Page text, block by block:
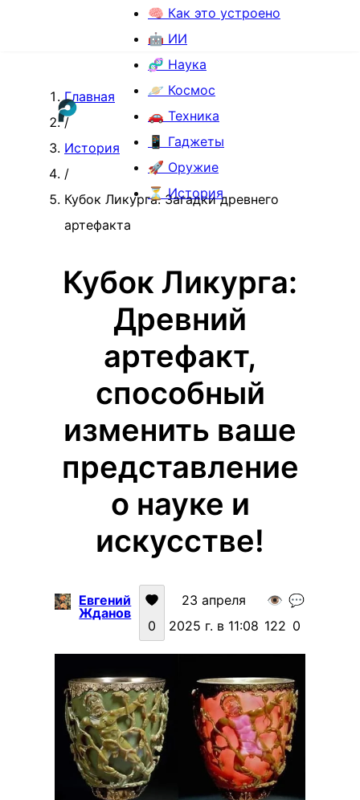
🧠 Как это устроено
🤖 ИИ
🧬 Наука
🪐 Космос
🚗 Техника
📱 Гаджеты
🚀 Оружие
⏳ История
Главная
/
История
/
Кубок Ликурга: Загадки древнего
артефакта
Кубок Ликурга:
Древний
артефакт,
способный
изменить ваше
представление
о науке и
искусстве!
Евгений
Жданов
0
23 апреля
2025 г. в 11:08
👁️
122
💬
0